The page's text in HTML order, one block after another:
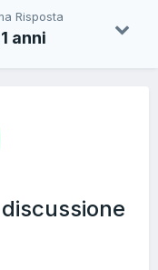
Risposta
anni